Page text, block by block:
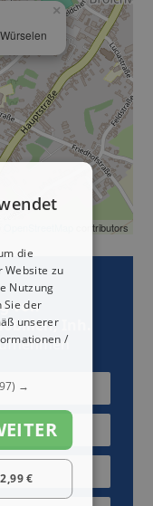
×
contributors
von
Inh.
die
Website zu
Nutzung
Sie der
unserer
/
→
€